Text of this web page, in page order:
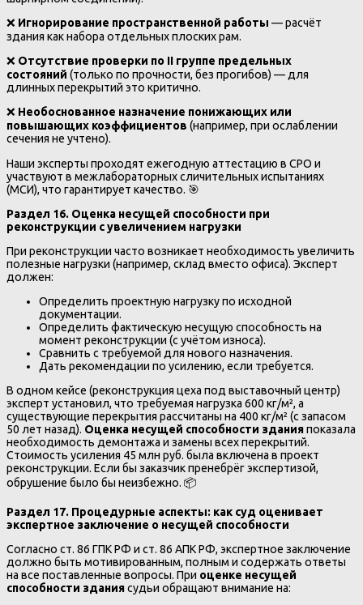
❌ Игнорирование пространственной работы — расчёт
здания как набора отдельных плоских рам.
❌ Отсутствие проверки по II группе предельных
состояний (только по прочности, без прогибов) — для
длинных перекрытий это критично.
❌ Необоснованное назначение понижающих или
повышающих коэффициентов (например, при ослаблении
сечения не учтено).
Наши эксперты проходят ежегодную аттестацию в СРО и
участвуют в межлабораторных сличительных испытаниях
(МСИ), что гарантирует качество. 🎯
Раздел 16. Оценка несущей способности при
реконструкции с увеличением нагрузки
При реконструкции часто возникает необходимость увеличить
полезные нагрузки (например, склад вместо офиса). Эксперт
должен:
Определить проектную нагрузку по исходной
документации.
Определить фактическую несущую способность на
момент реконструкции (с учётом износа).
Сравнить с требуемой для нового назначения.
Дать рекомендации по усилению, если требуется.
В одном кейсе (реконструкция цеха под выставочный центр)
эксперт установил, что требуемая нагрузка 600 кг/м², а
существующие перекрытия рассчитаны на 400 кг/м² (с запасом
50 лет назад). Оценка несущей способности зданияпоказала
необходимость демонтажа и замены всех перекрытий.
Стоимость усиления 45 млн руб. была включена в проект
реконструкции. Если бы заказчик пренебрёг экспертизой,
обрушение было бы неизбежно. 📦
Раздел 17. Процедурные аспекты: как суд оценивает
экспертное заключение о несущей способности
Согласно ст. 86 ГПК РФ и ст. 86 АПК РФ, экспертное заключение
должно быть мотивированным, полным и содержать ответы
на все поставленные вопросы. При оценке несущей
способности зданиясудьи обращают внимание на: